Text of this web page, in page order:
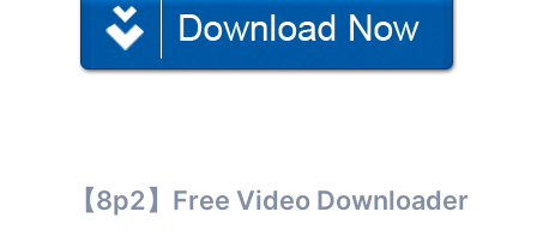
【8p2】Free Video Downloader